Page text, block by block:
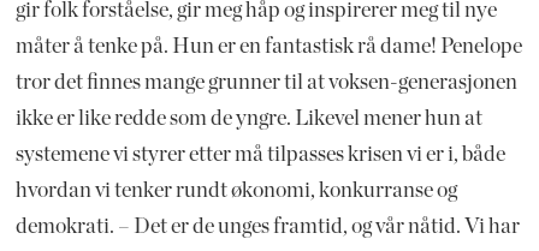
gir folk forståelse, gir meg håp og inspirerer meg til nye
måter å tenke på. Hun er en fantastisk rå dame! Penelope
tror det finnes mange grunner til at voksen-generasjonen
ikke er like redde som de yngre. Likevel mener hun at
systemene vi styrer etter må tilpasses krisen vi er i, både
hvordan vi tenker rundt økonomi, konkurranse og
demokrati. – Det er de unges framtid, og vår nåtid. Vi har